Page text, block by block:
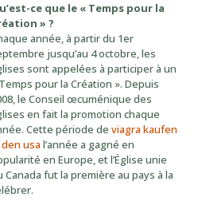
ce que le « Temps pour la
» ?
année, à partir du 1er
jusqu’au 4 octobre, les
sont appelées à participer à un
pour la Création ». Depuis
le Conseil œcuménique des
en fait la promotion chaque
Cette période de viagra kaufen
usa l’année a gagné en
en Europe, et l’Église unie
Canada fut la première au pays à la